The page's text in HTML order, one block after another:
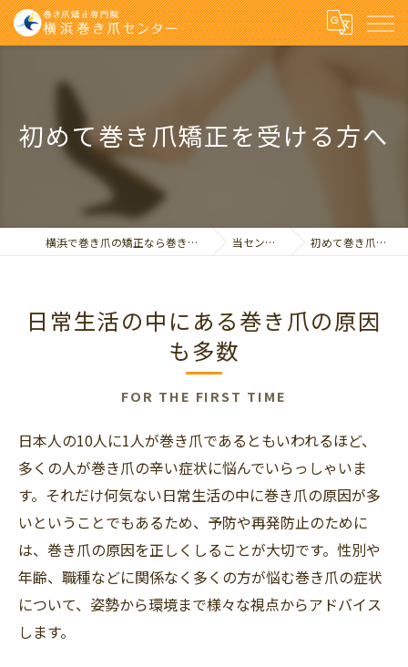
初めて巻き爪矯正を受ける方へ
横浜で巻き爪の矯正なら巻き爪矯正専門院 横浜巻き爪センター 当センターのご紹介 初めて巻き爪矯正を受ける方へ
日常生活の中にある巻き爪の原因
も多数
FOR THE FIRST TIME
日本人の10人に1人が巻き爪であるともいわれるほど、
多くの人が巻き爪の辛い症状に悩んでいらっしゃいま
す。それだけ何気ない日常生活の中に巻き爪の原因が多
いということでもあるため、予防や再発防止のために
は、巻き爪の原因を正しくしることが大切です。性別や
年齢、職種などに関係なく多くの方が悩む巻き爪の症状
について、姿勢から環境まで様々な視点からアドバイス
します。